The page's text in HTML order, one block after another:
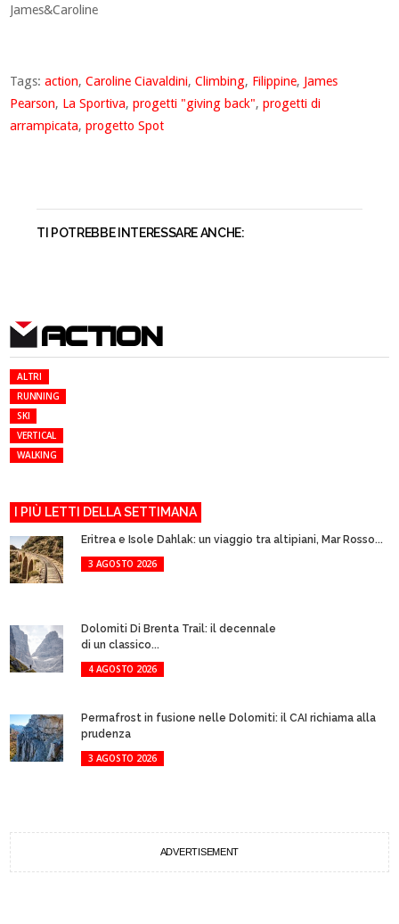
James&Caroline
Tags:action,Caroline Ciavaldini,Climbing, Filippine, James
Pearson, La Sportiva,progetti "giving back",progetti di
arrampicata,progetto Spot
TI POTREBBE INTERESSARE ANCHE:
ACTION
ALTRI
RUNNING
SKI
VERTICAL
WALKING
I PIÙ LETTI DELLA SETTIMANA
Eritrea e Isole Dahlak: un viaggio tra altipiani, Mar Rosso...
3 AGOSTO 2026
Dolomiti Di Brenta Trail: il decennale
di un classico...
4 AGOSTO 2026
Permafrost in fusione nelle Dolomiti: il CAI richiama alla
prudenza
3 AGOSTO 2026
ADVERTISEMENT